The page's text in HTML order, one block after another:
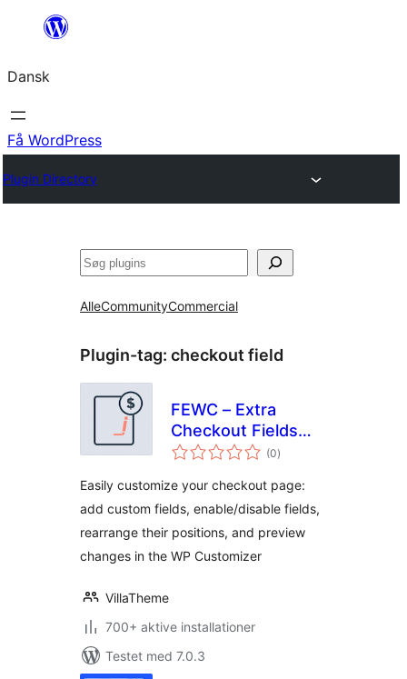
Spring
indhold
Dansk
Få WordPress
Plugin Directory
Søg
AlleCommunityCommercial
Plugin-tag: checkout field
FEWC – Extra
Checkout Fields
For WooCommerce
(0totale
bedømmelser
)
Easily customize your checkout page:
add custom fields, enable/disable fields,
rearrange their positions, and preview
changes in the WP Customizer
VillaTheme
700+ aktive installationer
Testet med 7.0.3